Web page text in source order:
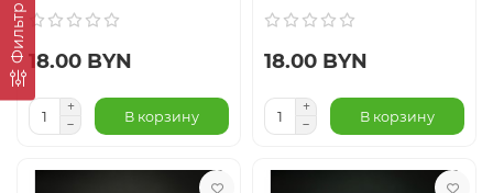
Фильтр18.00 BYN
В корзину
18.00 BYN
В корзину